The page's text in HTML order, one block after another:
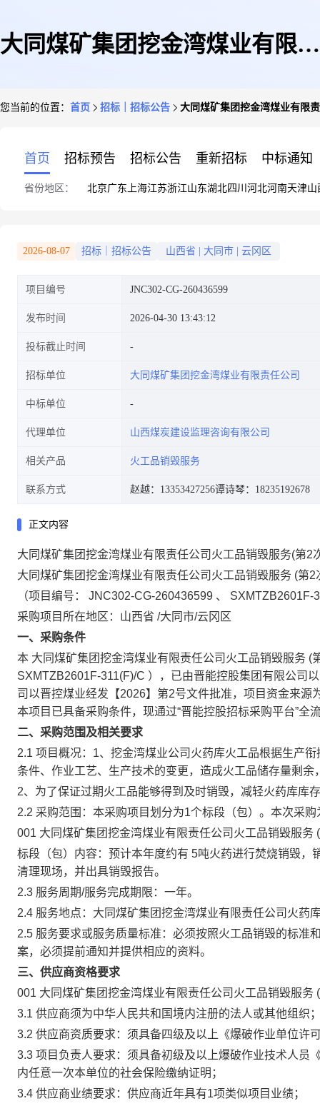
大同煤矿集团挖金湾煤业有限责
您当前的位置： 首页 招标｜招标公告 大同煤矿集团挖金湾煤业有限
首页 招标预告 招标公告 重新招标 中标通知
省份地区： 北京广东 上海江苏浙江山东湖北四川 河北河南天津山
2026-08-07 招标｜招标公告 山西省 大同市 云冈区
项目编号 JNC302-CG-260436599
发布时间 2026-04-30 13:43:12
投标截止时间
招标单位 大同煤矿集团挖金湾煤业有限责任公司
中标单位
代理单位 山西煤炭建设监理咨询有限公司
相关产品 火工品销毁服务
联系方式 赵越：13353427256谭诗琴：18235192678
正文内容
大同煤矿集团挖金湾煤业有限责任公司火工品销毁服务(第2
大同煤矿集团挖金湾煤业有限责任公司火工品销毁服务 (第2
（项目编号： JNC302-CG-260436599 、 SXMTZB2601F-
采购项目所在地区：山西省 /大同市/云冈区
一、采购条件
本 大同煤矿集团挖金湾煤业有限责任公司火工品销毁服务 (
SXMTZB2601F-311(F)/C ），已由晋能控股集团有限公司
司以晋控煤业经发【2026】第2号文件批准，项目资金来
本项目已具备采购条件，现通过“晋能控股招标采购平台”全
二、采购范围及相关要求
2.1 项目概况：1、挖金湾煤业公司火药库火工品根据生产
条件、作业工艺、生产技术的变更，造成火工品储存量剩余
2、为了保证过期火工品能够得到及时销毁，减轻火药库库
2.2 采购范围：本采购项目划分为1个标段（包）。本次采购
001 大同煤矿集团挖金湾煤业有限责任公司火工品销毁服务
标段（包）内容：预计本年度约有 5吨火药进行焚烧销毁，
清理现场，并出具销毁报告。
2.3 服务周期/服务完成期限：一年。
2.4 服务地点：大同煤矿集团挖金湾煤业有限责任公司火药
2.5 服务要求或服务质量标准：必须按照火工品销毁的标准
案，必须提前通知并提供相应的资料。
三、供应商资格要求
001 大同煤矿集团挖金湾煤业有限责任公司火工品销毁服务
3.1 供应商须为中华人民共和国境内注册的法人或其他组织
3.2 供应商资质要求：须具备四级及以上《爆破作业单位许
3.3 项目负责人要求：须具备初级及以上爆破作业技术人员
内任意一次本单位的社会保险缴纳证明；
3.4 供应商业绩要求：供应商近年具有1项类似项目业绩；